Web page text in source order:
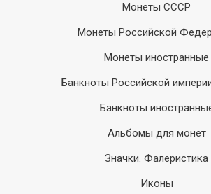
Монеты СССР
Монеты Российской
Монеты иностранные
Банкноты Российской
Банкноты
Альбомы для монет
Значки. Фалеристика
Иконы